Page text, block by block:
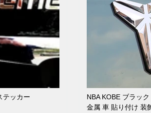
テッカー
NBA KOBE ブラッ
金属 車 貼り付け 装